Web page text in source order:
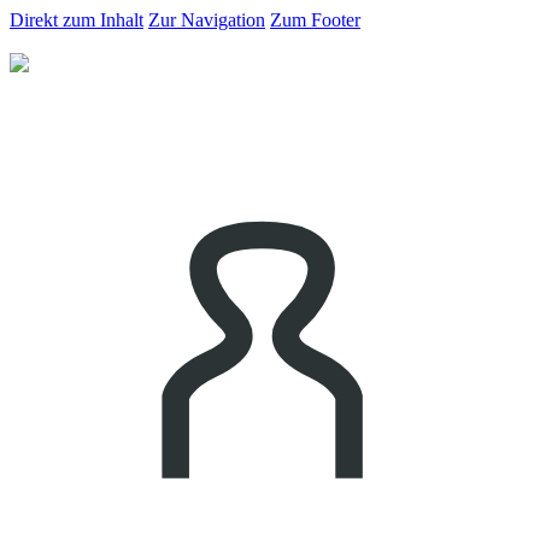
Direkt zum Inhalt Zur Navigation Zum Footer